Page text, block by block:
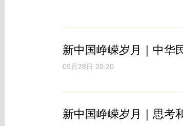
新中国峥嵘岁月｜中华
09月28日 20:20
新中国峥嵘岁月｜思考